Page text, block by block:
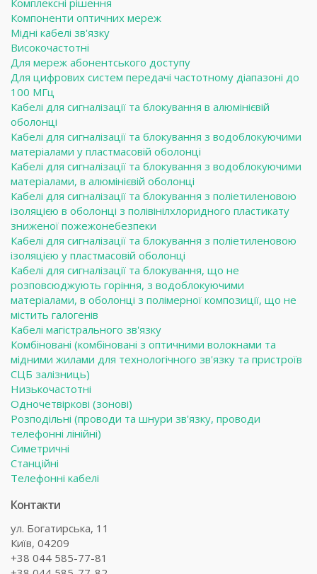
Комплексні рішення
Компоненти оптичних мереж
Мідні кабелі зв'язку
Високочастотні
Для мереж абонентського доступу
Для цифрових систем передачі частотному діапазоні до
100 МГц
Кабелі для сигналізації та блокування в алюмінієвій
оболонці
Кабелі для сигналізації та блокування з водоблокуючими
матеріалами у пластмасовій оболонці
Кабелі для сигналізації та блокування з водоблокуючими
матеріалами, в алюмінієвій оболонці
Кабелі для сигналізації та блокування з поліетиленовою
ізоляцією в оболонці з полівінілхлоридного пластикату
зниженої пожежонебезпеки
Кабелі для сигналізації та блокування з поліетиленовою
ізоляцією у пластмасовій оболонці
Кабелі для сигналізації та блокування, що не
розповсюджують горіння, з водоблокуючими
матеріалами, в оболонці з полімерної композиції, що не
містить галогенів
Кабелі магістрального зв'язку
Комбіновані (комбіновані з оптичними волокнами та
мідними жилами для технологічного зв'язку та пристроїв
СЦБ залізниць)
Низькочастотні
Одночетвіркові (зонові)
Розподільні (проводи та шнури зв'язку, проводи
телефонні лінійні)
Симетричні
Станційні
Телефонні кабелі
Контакти
ул. Богатирська, 11
Київ, 04209
+38 044 585-77-81